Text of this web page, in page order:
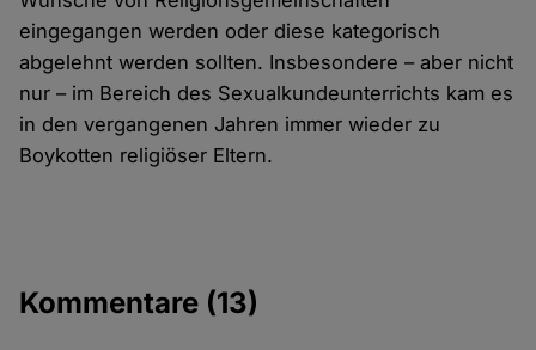
eingegangen werden oder diese kategorisch
abgelehnt werden sollten. Insbesondere – aber nicht
nur – im Bereich des Sexualkundeunterrichts kam es
in den vergangenen Jahren immer wieder zu
Boykotten religiöser Eltern.
Kommentare (13)